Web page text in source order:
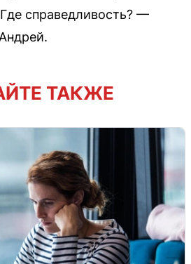
справедливость? —
ТАКЖЕ